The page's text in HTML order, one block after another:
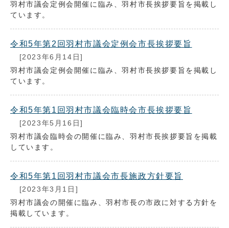
羽村市議会定例会開催に臨み、羽村市長挨拶要旨を掲載し
ています。
令和5年第2回羽村市議会定例会市長挨拶要旨
[2023年6月14日]
羽村市議会定例会開催に臨み、羽村市長挨拶要旨を掲載し
ています。
令和5年第1回羽村市議会臨時会市長挨拶要旨
[2023年5月16日]
羽村市議会臨時会の開催に臨み、羽村市長挨拶要旨を掲載
しています。
令和5年第1回羽村市議会市長施政方針要旨
[2023年3月1日]
羽村市議会の開催に臨み、羽村市長の市政に対する方針を
掲載しています。